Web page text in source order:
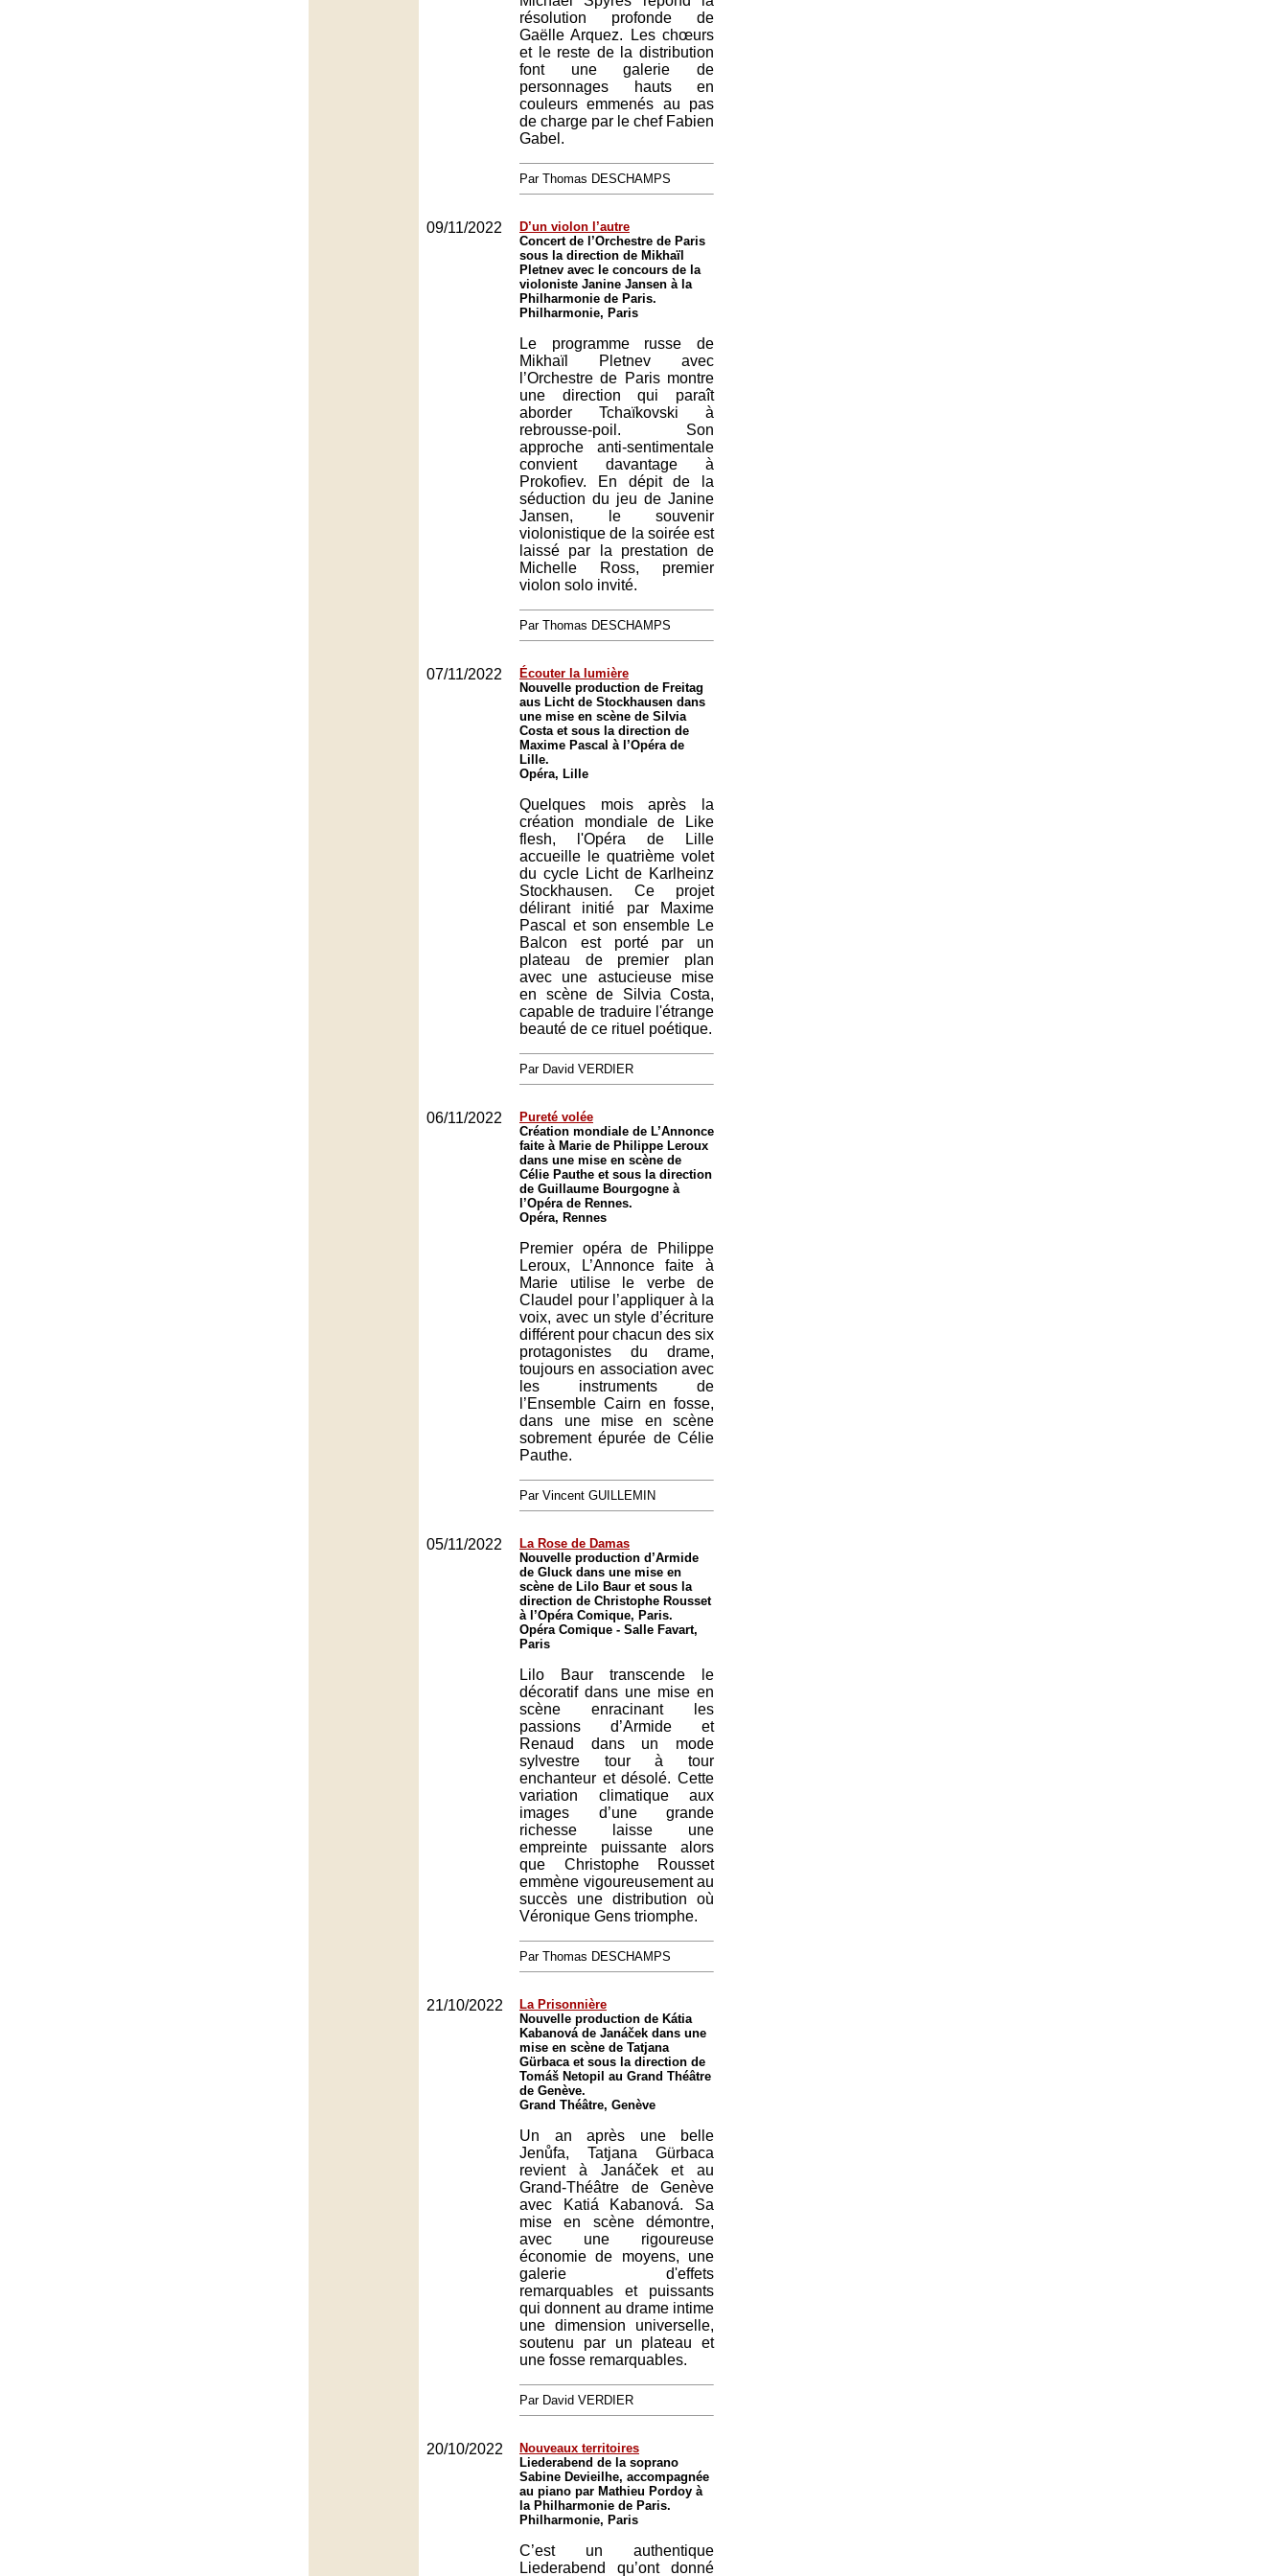
résolution profonde de
Gaëlle Arquez. Les chœurs
et le reste de la distribution
font une galerie de
personnages hauts en
couleurs emmenés au pas
de charge par le chef Fabien
Gabel.
Par Thomas DESCHAMPS
09/11/2022
D’un violon l’autre
Concert de l’Orchestre de Paris
sous la direction de Mikhaïl
Pletnev avec le concours de la
violoniste Janine Jansen à la
Philharmonie de Paris.
Philharmonie, Paris
Le programme russe de
Mikhaïl Pletnev avec
l’Orchestre de Paris montre
une direction qui paraît
aborder Tchaïkovski à
rebrousse-poil. Son
approche anti-sentimentale
convient davantage à
Prokofiev. En dépit de la
séduction du jeu de Janine
Jansen, le souvenir
violonistique de la soirée est
laissé par la prestation de
Michelle Ross, premier
violon solo invité.
Par Thomas DESCHAMPS
07/11/2022
Écouter la lumière
Nouvelle production de Freitag
aus Licht de Stockhausen dans
une mise en scène de Silvia
Costa et sous la direction de
Maxime Pascal à l’Opéra de
Lille.
Opéra, Lille
Quelques mois après la
création mondiale de Like
flesh, l'Opéra de Lille
accueille le quatrième volet
du cycle Licht de Karlheinz
Stockhausen. Ce projet
délirant initié par Maxime
Pascal et son ensemble Le
Balcon est porté par un
plateau de premier plan
avec une astucieuse mise
en scène de Silvia Costa,
capable de traduire l'étrange
beauté de ce rituel poétique.
Par David VERDIER
06/11/2022
Pureté volée
Création mondiale de L’Annonce
faite à Marie de Philippe Leroux
dans une mise en scène de
Célie Pauthe et sous la direction
de Guillaume Bourgogne à
l’Opéra de Rennes.
Opéra, Rennes
Premier opéra de Philippe
Leroux, L’Annonce faite à
Marie utilise le verbe de
Claudel pour l’appliquer à la
voix, avec un style d’écriture
différent pour chacun des six
protagonistes du drame,
toujours en association avec
les instruments de
l’Ensemble Cairn en fosse,
dans une mise en scène
sobrement épurée de Célie
Pauthe.
Par Vincent GUILLEMIN
05/11/2022
La Rose de Damas
Nouvelle production d’Armide
de Gluck dans une mise en
scène de Lilo Baur et sous la
direction de Christophe Rousset
à l’Opéra Comique, Paris.
Opéra Comique - Salle Favart,
Paris
Lilo Baur transcende le
décoratif dans une mise en
scène enracinant les
passions d’Armide et
Renaud dans un mode
sylvestre tour à tour
enchanteur et désolé. Cette
variation climatique aux
images d’une grande
richesse laisse une
empreinte puissante alors
que Christophe Rousset
emmène vigoureusement au
succès une distribution où
Véronique Gens triomphe.
Par Thomas DESCHAMPS
21/10/2022
La Prisonnière
Nouvelle production de Kátia
Kabanová de Janáček dans une
mise en scène de Tatjana
Gürbaca et sous la direction de
Tomáš Netopil au Grand Théâtre
de Genève.
Grand Théâtre, Genève
Un an après une belle
Jenůfa, Tatjana Gürbaca
revient à Janáček et au
Grand-Théâtre de Genève
avec Katiá Kabanová. Sa
mise en scène démontre,
avec une rigoureuse
économie de moyens, une
galerie d'effets
remarquables et puissants
qui donnent au drame intime
une dimension universelle,
soutenu par un plateau et
une fosse remarquables.
Par David VERDIER
20/10/2022
Nouveaux territoires
Liederabend de la soprano
Sabine Devieilhe, accompagnée
au piano par Mathieu Pordoy à
la Philharmonie de Paris.
Philharmonie, Paris
C’est un authentique
Liederabend qu’ont donné